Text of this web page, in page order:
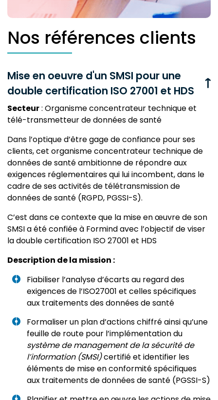
Nos références clients
Mise en oeuvre d'un SMSI pour une
double certification ISO 27001 et HDS
Secteur: Organisme concentrateur technique et
télé-transmetteur de données de santé
Dans l’optique d’être gage de confiance pour ses
clients, cet organisme concentrateur technique de
données de santé ambitionne de répondre aux
exigences réglementaires qui lui incombent, dans le
cadre de ses activités de télétransmission de
données de santé (RGPD, PGSSI-S).
C’est dans ce contexte que la mise en œuvre de son
SMSI a été confiée à Formind avec l’objectif de viser
la double certification ISO 27001 et HDS
Description de la mission :
Fiabiliser l’analyse d’écarts au regard des
exigences de l’ISO27001 et celles spécifiques
aux traitements des données de santé
Formaliser un plan d’actions chiffré ainsi qu’une
feuille de route pour l’implémentation du
système de management de la sécurité de
l’information (SMSI)certifié et identifier les
éléments de mise en conformité spécifiques
aux traitements de données de santé (PGSSI-S)